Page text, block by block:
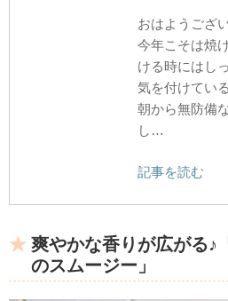
おはようござ
今年こそは焼
ける時にはし
気を付けてい
朝から無防備
し…
記事を読む
爽やかな香りが広がる♪
のスムージー」